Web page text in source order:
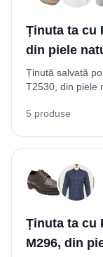
Ținuta ta cu
din piele
Ținută salvată
T2530, din piele
5 produse
Ținuta ta cu
M296, din